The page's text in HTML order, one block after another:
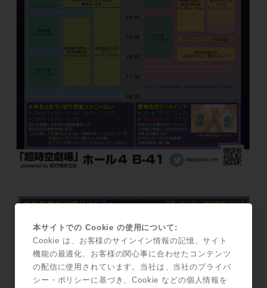
本サイトでの Cookie の使用について:
Cookie は、お客様のサインイン情報の記憶、サイト
機能の最適化、お客様の関心事に合わせたコンテンツ
の配信に使用されています。当社は、当社のプライバ
シー・ポリシーに基づき、Cookie などの個人情報を